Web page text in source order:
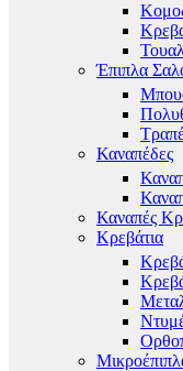
Έπιπλα
Καναπέδες
Καναπές
Κρεβάτια